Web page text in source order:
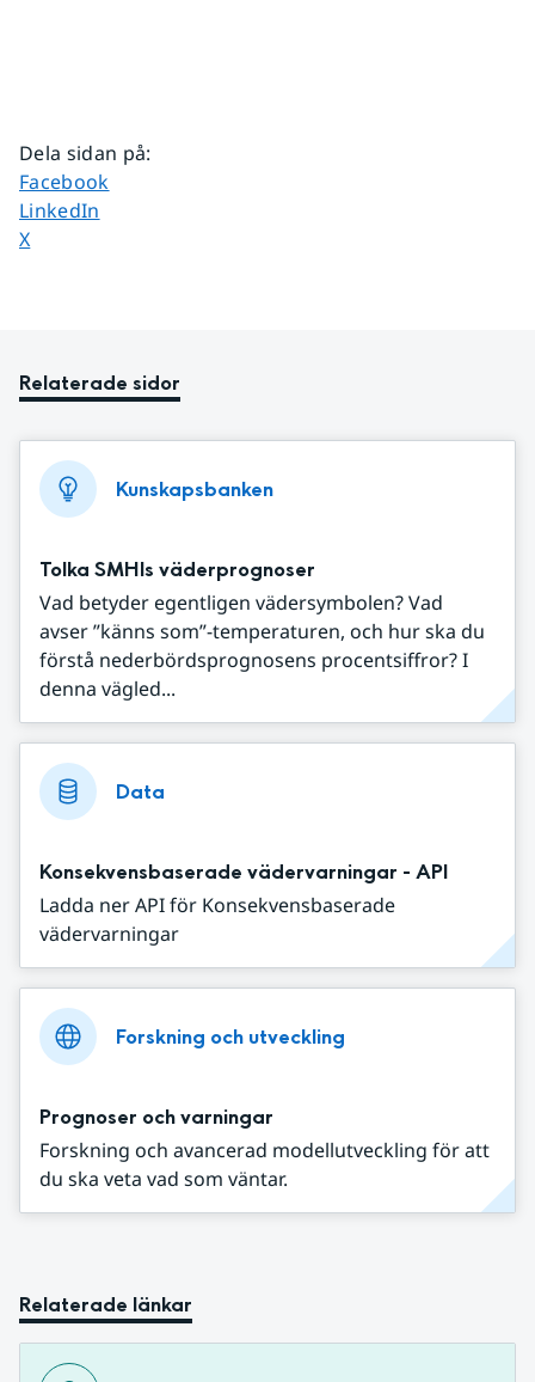
Dela sidan på:
Dela sidan på
Facebook
Dela sidan på
LinkedIn
Dela sidan på
X
Relaterade sidor
Kunskapsbanken
Tolka SMHIs väderprognoser
Vad betyder egentligen vädersymbolen? Vad
avser ”känns som”-temperaturen, och hur ska du
förstå nederbördsprognosens procentsiffror? I
denna vägled...
Data
Konsekvensbaserade vädervarningar - API
Ladda ner API för Konsekvensbaserade
vädervarningar
Forskning och utveckling
Prognoser och varningar
Forskning och avancerad modellutveckling för att
du ska veta vad som väntar.
Relaterade länkar